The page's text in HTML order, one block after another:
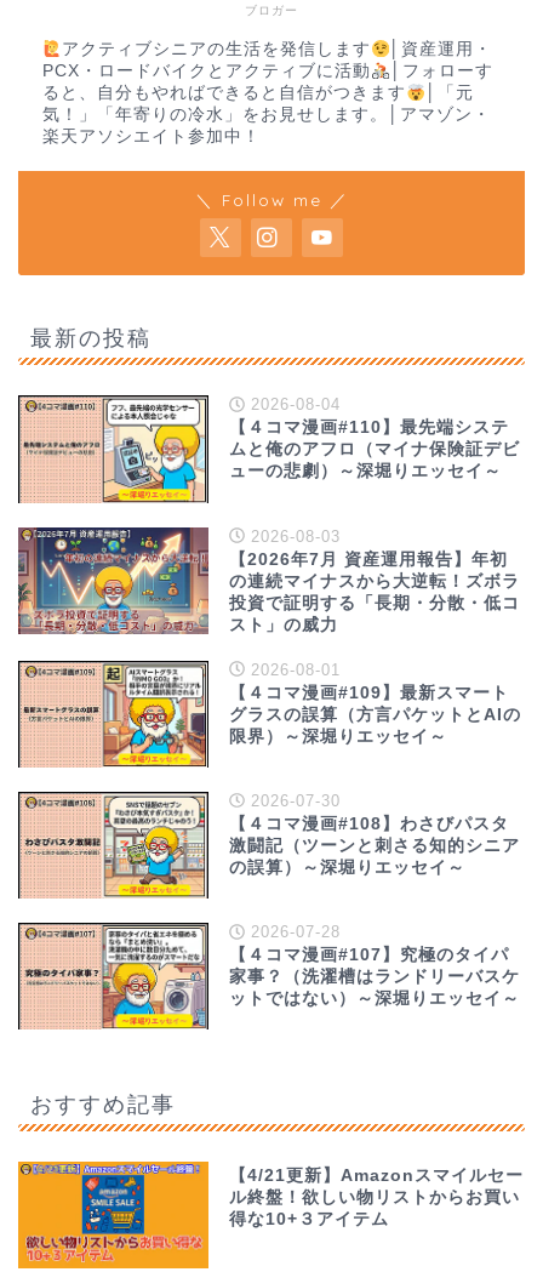
ブロガー
アクティブシニアの生活を発信します
│資産運用・
PCX・ロードバイクとアクティブに活動
│フォローす
ると、自分もやればできると自信がつきます
│「元
気！」「年寄りの冷水」をお見せします。│アマゾン・
楽天アソシエイト参加中！
＼ Follow me ／
最新の投稿
2026-08-04
【４コマ漫画#110】最先端システ
ムと俺のアフロ（マイナ保険証デビ
ューの悲劇）～深堀りエッセイ～
2026-08-03
【2026年7月 資産運用報告】年初
の連続マイナスから大逆転！ズボラ
投資で証明する「長期・分散・低コ
スト」の威力
2026-08-01
【４コマ漫画#109】最新スマート
グラスの誤算（方言パケットとAIの
限界）～深堀りエッセイ～
2026-07-30
【４コマ漫画#108】わさびパスタ
激闘記（ツーンと刺さる知的シニア
の誤算）～深堀りエッセイ～
2026-07-28
【４コマ漫画#107】究極のタイパ
家事？（洗濯槽はランドリーバスケ
ットではない）～深堀りエッセイ～
おすすめ記事
【4/21更新】Amazonスマイルセー
ル終盤！欲しい物リストからお買い
得な10+３アイテム